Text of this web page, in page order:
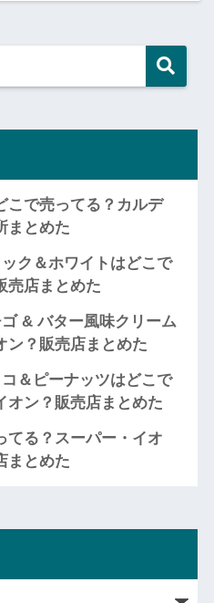
こで売ってる？カルデ
まとめた
ク＆ホワイトはどこで
売店まとめた
& バター風味クリーム
ン？販売店まとめた
＆ピーナッツはどこで
オン？販売店まとめた
てる？スーパー・イオ
まとめた